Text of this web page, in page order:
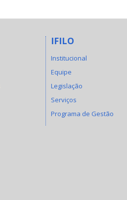
IFILO
Institucional
Equipe
Legislação
Serviços
Programa de Gestão